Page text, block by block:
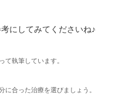
にしてみてくださいね♪
執筆しています。
に合った治療を選びましょう。